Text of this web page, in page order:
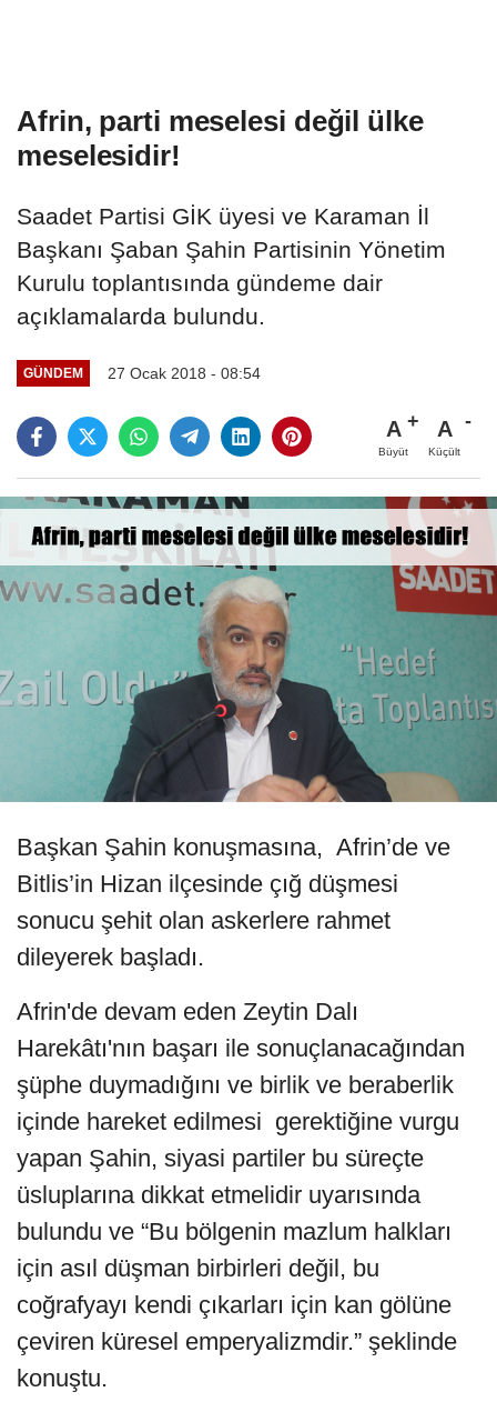
Afrin, parti meselesi değil ülke
meselesidir!
Saadet Partisi GİK üyesi ve Karaman İl
Başkanı Şaban Şahin Partisinin Yönetim
Kurulu toplantısında gündeme dair
açıklamalarda bulundu.
GÜNDEM 27 Ocak 2018 - 08:54
A
Büyüt
A
Küçült
Başkan Şahin konuşmasına, Afrin’de ve
Bitlis’in Hizan ilçesinde çığ düşmesi
sonucu şehit olan askerlere rahmet
dileyerek başladı.
Afrin'de devam eden Zeytin Dalı
Harekâtı'nın başarı ile sonuçlanacağından
şüphe duymadığını ve birlik ve beraberlik
içinde hareket edilmesi gerektiğine vurgu
yapan Şahin, siyasi partiler bu süreçte
üsluplarına dikkat etmelidir uyarısında
bulundu ve “Bu bölgenin mazlum halkları
için asıl düşman birbirleri değil, bu
coğrafyayı kendi çıkarları için kan gölüne
çeviren küresel emperyalizmdir.” şeklinde
konuştu.